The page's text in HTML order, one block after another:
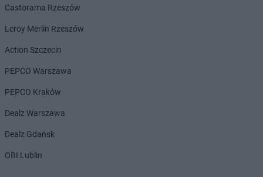
Castorama Rzeszów
Leroy Merlin Rzeszów
Action Szczecin
PEPCO Warszawa
PEPCO Kraków
Dealz Warszawa
Dealz Gdańsk
OBI Lublin